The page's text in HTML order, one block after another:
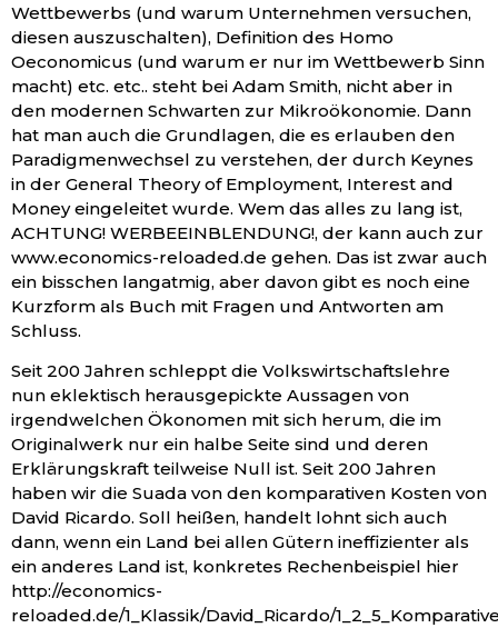
Wettbewerbs (und warum Unternehmen versuchen,
diesen auszuschalten), Definition des Homo
Oeconomicus (und warum er nur im Wettbewerb Sinn
macht) etc. etc.. steht bei Adam Smith, nicht aber in
den modernen Schwarten zur Mikroökonomie. Dann
hat man auch die Grundlagen, die es erlauben den
Paradigmenwechsel zu verstehen, der durch Keynes
in der General Theory of Employment, Interest and
Money eingeleitet wurde. Wem das alles zu lang ist,
ACHTUNG! WERBEEINBLENDUNG!, der kann auch zur
www.economics-reloaded.de gehen. Das ist zwar auch
ein bisschen langatmig, aber davon gibt es noch eine
Kurzform als Buch mit Fragen und Antworten am
Schluss.
Seit 200 Jahren schleppt die Volkswirtschaftslehre
nun eklektisch herausgepickte Aussagen von
irgendwelchen Ökonomen mit sich herum, die im
Originalwerk nur ein halbe Seite sind und deren
Erklärungskraft teilweise Null ist. Seit 200 Jahren
haben wir die Suada von den komparativen Kosten von
David Ricardo. Soll heißen, handelt lohnt sich auch
dann, wenn ein Land bei allen Gütern ineffizienter als
ein anderes Land ist, konkretes Rechenbeispiel hier
http://economics-
reloaded.de/1_Klassik/David_Ricardo/